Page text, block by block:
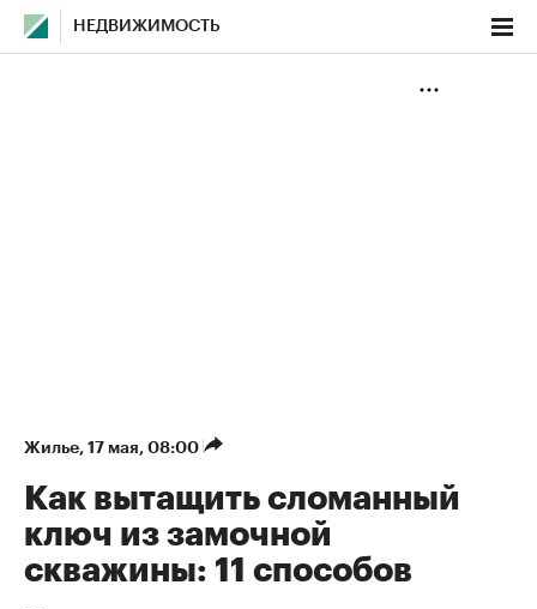
НЕДВИЖИМОСТЬ
Жилье⁠, 17 мая, 08:00
Как вытащить сломанный
ключ из замочной
скважины: 11 способов